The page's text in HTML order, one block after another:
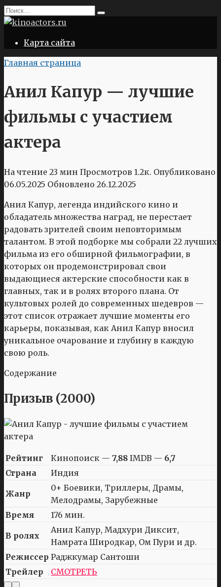
Перейти
к
Search
for:
Карта сайта
Главная страница
Анил Капур — лучшие
фильмы с участием
актера
На чтение 23 мин Просмотров 1.2к. Опубликовано
06.05.2025 Обновлено 26.12.2025
Анил Капур, легенда индийского кино и
обладатель множества наград, не перестает
радовать зрителей своим неповторимым
талантом. В этой подборке мы собрали 22 лучших
фильма из его обширной фильмографии, в
которых он продемонстрировал свои
выдающиеся актерские способности как в
главных, так и в ролях второго плана. От
культовых ролей до современных шедевров —
этот список отражает лучшие моменты его
карьеры, показывая, как Анил Капур вносил
уникальное очарование и глубину в каждую
свою роль.
Содержание
Призыв (2000)
Рейтинг Кинопоиск — 7,88 IMDB — 6,7
Страна
Индия
Жанр
0+ Боевики, Триллеры, Драмы,
Мелодрамы, Зарубежные
Время
176 мин.
В ролях
Анил Капур, Мадхури Диксит,
Намрата Широдкар, Ом Пури и др.
Режиссер Раджкумар Сантоши
Трейлер
СМОТРЕТЬ